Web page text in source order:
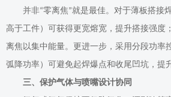
并非“零离焦”就是最佳。对于薄板搭接
高于工件）可获得更宽熔宽，提升搭接强度
离焦以集中能量。更进一步，采用分段功率
弧降功率）可避免起焊爆点和收尾凹坑，提
三、保护气体与喷嘴设计协同